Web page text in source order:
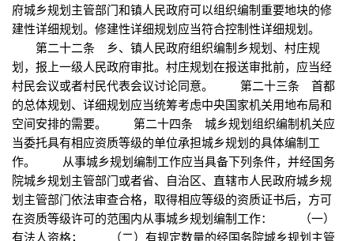
府城乡规划主管部门和镇人民政府可以组织编制重要地块的修
建性详细规划。修建性详细规划应当符合控制性详细规划。
第二十二条 乡、镇人民政府组织编制乡规划、村庄规
划，报上一级人民政府审批。村庄规划在报送审批前，应当经
村民会议或者村民代表会议讨论同意。 第二十三条 首都
的总体规划、详细规划应当统筹考虑中央国家机关用地布局和
空间安排的需要。 第二十四条 城乡规划组织编制机关应
当委托具有相应资质等级的单位承担城乡规划的具体编制工
作。 从事城乡规划编制工作应当具备下列条件，并经国务
院城乡规划主管部门或者省、自治区、直辖市人民政府城乡规
划主管部门依法审查合格，取得相应等级的资质证书后，方可
在资质等级许可的范围内从事城乡规划编制工作： （一）
有法人资格； （二）有规定数量的经国务院城乡规划主管